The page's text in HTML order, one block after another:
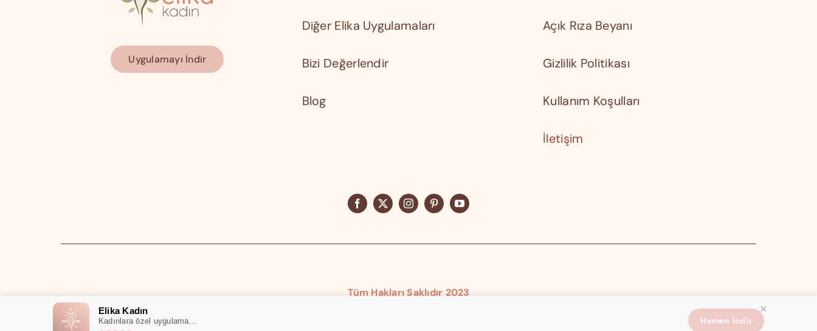
Uygulamayı İndir
Diğer Elika Uygulamaları
Bizi Değerlendir
Blog
Açık Rıza Beyanı
Gizlilik Politikası
Kullanım Koşulları
İletişim
Tüm Hakları Saklıdır 2023
×
Elika Kadın
Kadınlara özel uygulama... Hemen İndir